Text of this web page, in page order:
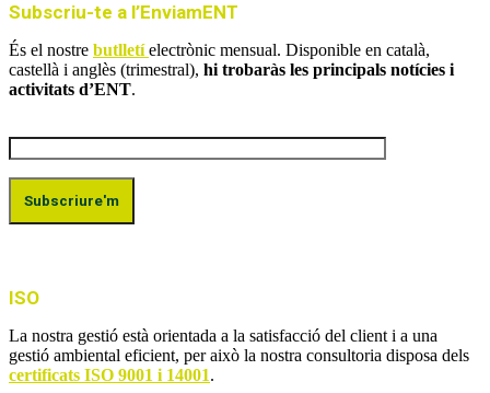
Subscriu-te a l’EnviamENT
És el nostre butlletí electrònic mensual. Disponible en català,
castellà i anglès (trimestral), hi trobaràs les principals notícies i
activitats d’ENT.
ISO
La nostra gestió està orientada a la satisfacció del client i a una
gestió ambiental eficient, per això la nostra consultoria disposa dels
certificats ISO 9001 i 14001.